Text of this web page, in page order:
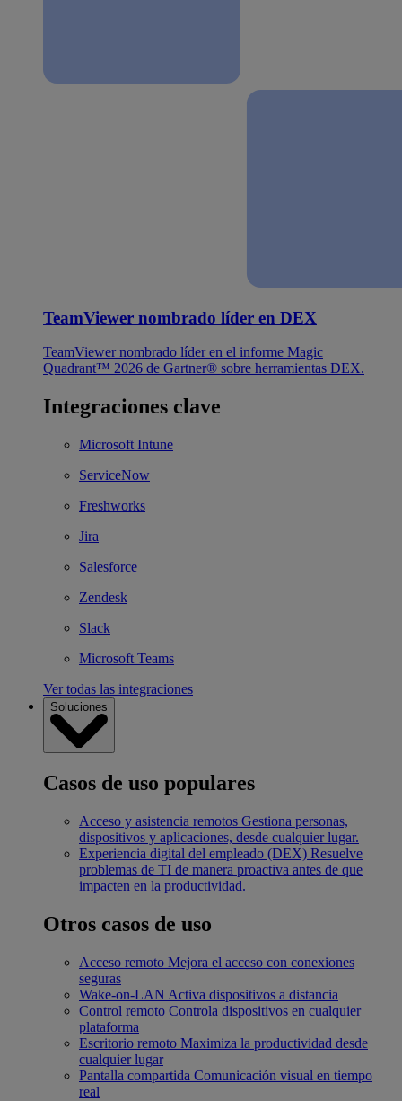
TeamViewer nombrado líder en DEX
TeamViewer nombrado líder en el informe Magic
Quadrant™ 2026 de Gartner® sobre herramientas DEX.
Integraciones clave
Microsoft Intune
ServiceNow
Freshworks
Jira
Salesforce
Zendesk
Slack
Microsoft Teams
Ver todas las integraciones
Soluciones
Casos de uso populares
Acceso y asistencia remotos Gestiona personas,
dispositivos y aplicaciones, desde cualquier lugar.
Experiencia digital del empleado (DEX) Resuelve
problemas de TI de manera proactiva antes de que
impacten en la productividad.
Otros casos de uso
Acceso remoto Mejora el acceso con conexiones
seguras
Wake-on-LAN Activa dispositivos a distancia
Control remoto Controla dispositivos en cualquier
plataforma
Escritorio remoto Maximiza la productividad desde
cualquier lugar
Pantalla compartida Comunicación visual en tiempo
real